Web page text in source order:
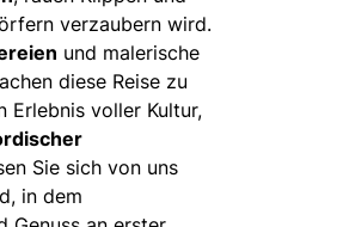
verzaubern wird.
und malerische
diese Reise zu
Erlebnis voller Kultur,
Sie sich von uns
in dem